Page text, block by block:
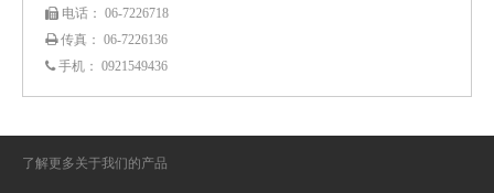
 电话 ： 06-7226718
传真： 06-7226136
 手机： 0921549436
了解更多关于我们的产品